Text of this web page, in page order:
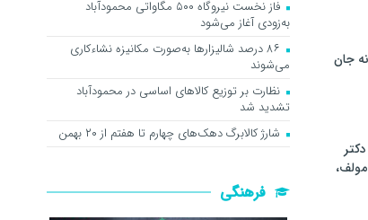
جان
فاز نخست نیروگاه ۵۰۰ مگاواتی محمودآباد
به‌زودی آغاز می‌شود
۸۶ درصد شالیزارها به‌صورت مکانیزه نشاءکاری
می‌شوند
نظارت بر توزیع کالا‌های اساسی در محمودآباد
تشدید شد
شارژ کالابرگ دهک‌های چهارم تا هفتم از ۲۰ بهمن
فرهنگی